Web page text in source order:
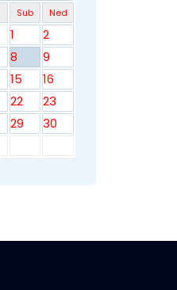
Sub Ned
1
2
8
9
15
16
22
23
29
30